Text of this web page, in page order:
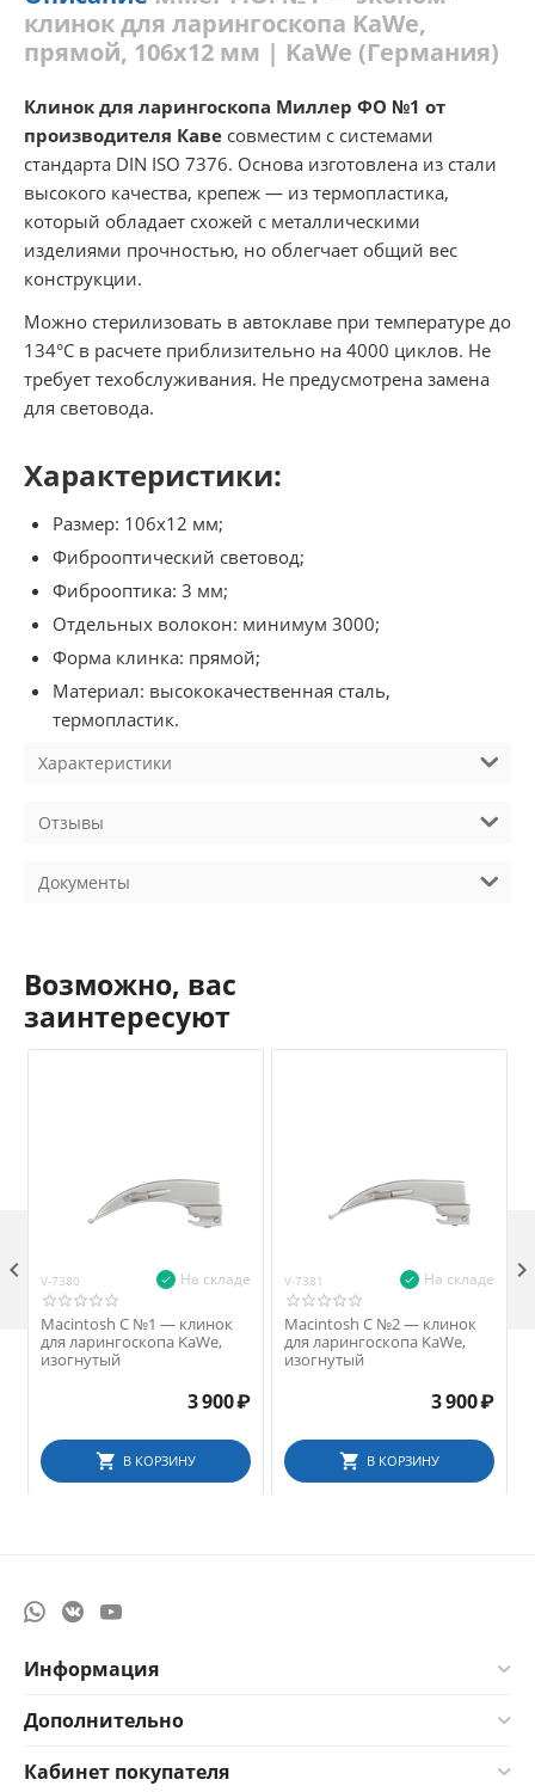
клинок для ларингоскопа KaWe,
прямой, 106х12 мм | KaWe (Германия)
Клинок для ларингоскопа Миллер ФО №1 от
производителя Каве совместим с системами
стандарта DIN ISO 7376. Основа изготовлена из стали
высокого качества, крепеж — из термопластика,
который обладает схожей с металлическими
изделиями прочностью, но облегчает общий вес
конструкции.
Можно стерилизовать в автоклаве при температуре до
134°С в расчете приблизительно на 4000 циклов. Не
требует техобслуживания. Не предусмотрена замена
для световода.
Характеристики:
Размер: 106х12 мм;
Фиброоптический световод;
Фиброоптика: 3 мм;
Отдельных волокон: минимум 3000;
Форма клинка: прямой;
Материал: высококачественная сталь,
термопластик.
Характеристики
Отзывы
Документы
Возможно, вас
заинтересуют
V-7380 На складе
Macintosh С №1 — клинок
для ларингоскопа KaWe,
изогнутый
3 900₽
В КОРЗИНУ
V-7381 На складе
Macintosh С №2 — клинок
для ларингоскопа KaWe,
изогнутый
3 900₽
В КОРЗИНУ
 
Информация
Дополнительно
Кабинет покупателя